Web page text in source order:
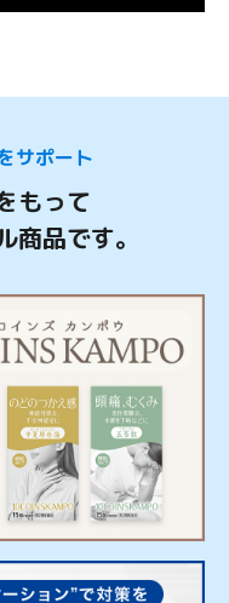
サポート
もって
商品です。